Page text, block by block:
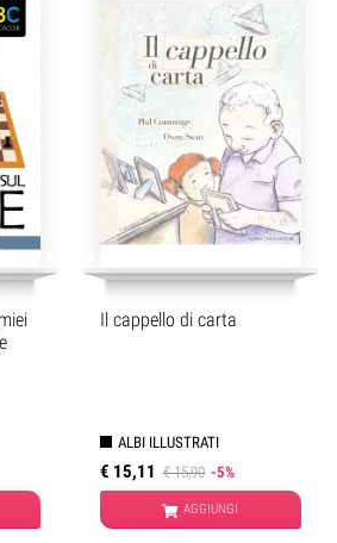
Il cappello di carta
ALBI ILLUSTRATI
€ 15,11 € 15,90 -5%
AGGIUNGI